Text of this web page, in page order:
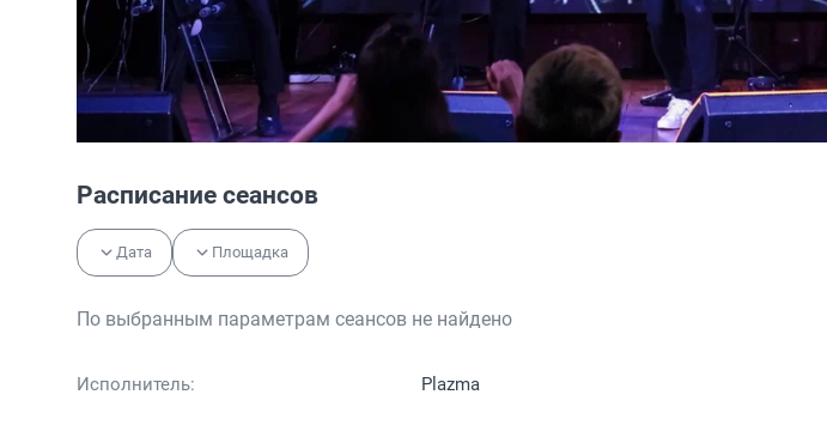
Расписание сеансов
Дата Площадка
По выбранным параметрам сеансов не найдено
Исполнитель: Plazma